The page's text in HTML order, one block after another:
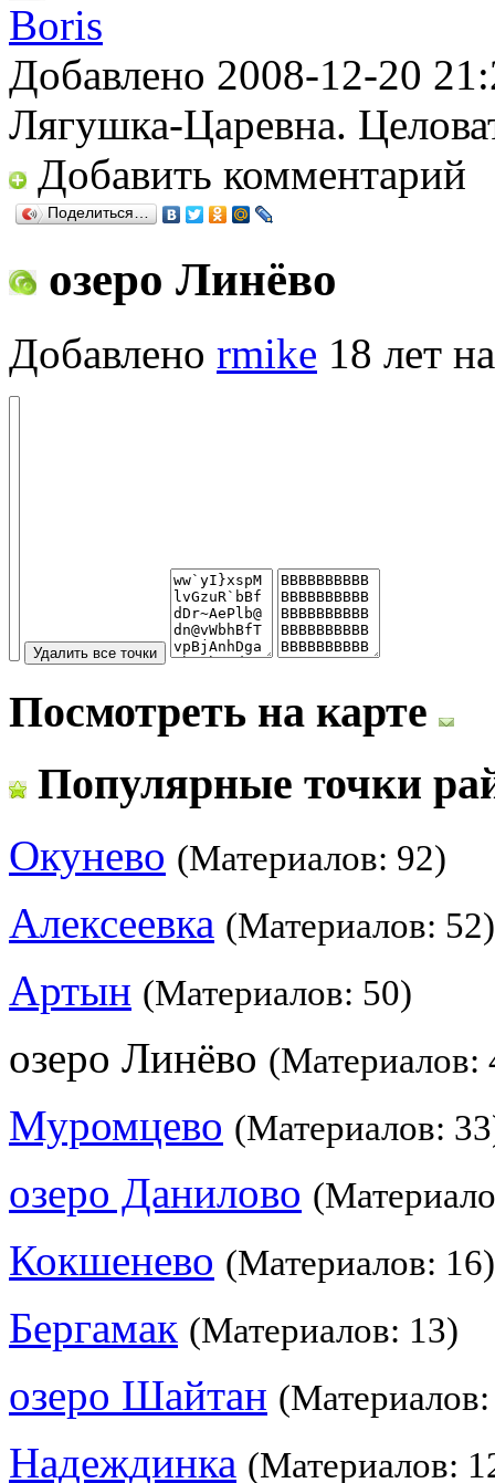
Boris
Добавлено 2008-12-20
Лягушка-Царевна.
Добавить комментарий
Поделиться…
озеро Линёво
Добавлено rmike 18 лет
Посмотреть на карте
Популярные точки
Окунево (Материалов: 92)
Алексеевка (Материалов: 52)
Артын (Материалов: 50)
озеро Линёво (Материалов:
Муромцево (Материалов:
озеро Данилово
Кокшенево (Материалов: 16)
Бергамак (Материалов: 13)
озеро Шайтан
Надеждинка (Материалов: